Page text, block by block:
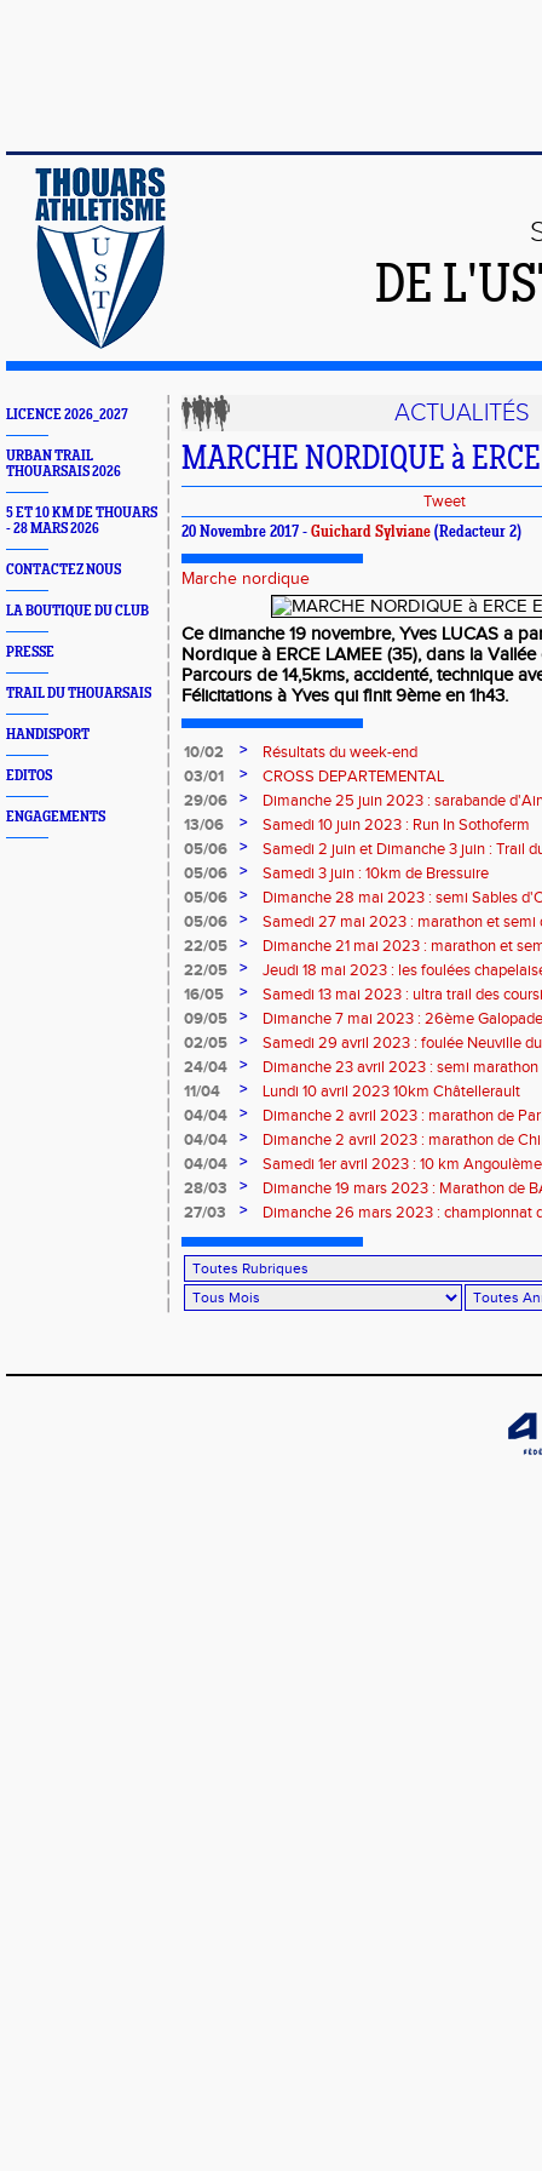
DE
LICENCE 2026_2027
URBAN TRAIL
THOUARSAIS 2026
5 ET 10 KM DE THOUARS
- 28 MARS 2026
CONTACTEZ NOUS
LA BOUTIQUE DU CLUB
PRESSE
TRAIL DU THOUARSAIS
HANDISPORT
EDITOS
ENGAGEMENTS
ACTUALITÉS
MARCHE NORDIQUE à
Tweet
20 Novembre 2017 - Guichard Sylviane (Redacteur 2)
Marche nordique
Ce dimanche 19 novembre, Yves LUCAS a
Nordique à ERCE LAMEE (35), dans la
Parcours de 14,5kms, accidenté, technique
Félicitations à Yves qui finit 9ème en 1h43.
10/02 >
Résultats du week-end
03/01
>
CROSS DEPARTEMENTAL
29/06
>
Dimanche 25 juin 2023 : sarabande
13/06
>
Samedi 10 juin 2023 : Run In Sothoferm
05/06
>
Samedi 2 juin et Dimanche 3 juin : Trail
Velay
05/06 >
Samedi 3 juin : 10km de Bressuire
05/06
>
Dimanche 28 mai 2023 : semi Sables
05/06
>
Samedi 27 mai 2023 : marathon et semi
22/05
>
Dimanche 21 mai 2023 : marathon et
22/05
>
Jeudi 18 mai 2023 : les foulées
16/05
>
Samedi 13 mai 2023 : ultra trail des
09/05
>
Dimanche 7 mai 2023 : 26ème
02/05
>
Samedi 29 avril 2023 : foulée Neuville
24/04
>
Dimanche 23 avril 2023 : semi marathon
11/04
>
Lundi 10 avril 2023 10km Châtellerault
04/04
>
Dimanche 2 avril 2023 : marathon de
04/04
>
Dimanche 2 avril 2023 : marathon de
04/04
>
Samedi 1er avril 2023 : 10 km Angoulème
28/03
>
Dimanche 19 mars 2023 : Marathon de
27/03
> Dimanche 26 mars 2023 : championnat